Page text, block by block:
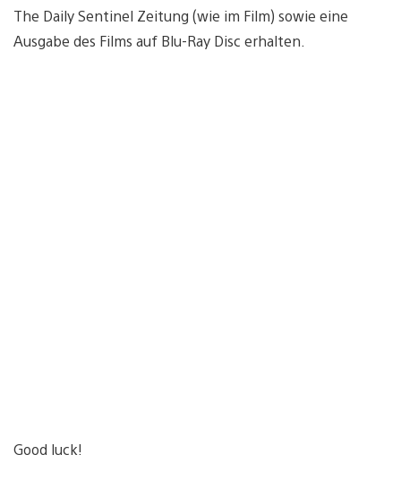
The Daily Sentinel Zeitung (wie im Film) sowie eine
Ausgabe des Films auf Blu-Ray Disc erhalten.
Good luck!